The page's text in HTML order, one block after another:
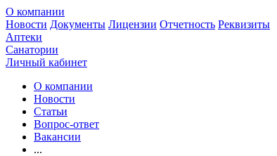
О компании
Новости Документы Лицензии Отчетность Реквизиты
Аптеки
Санатории
Личный кабинет
О компании
Новости
Статьи
Вопрос-ответ
Вакансии
...